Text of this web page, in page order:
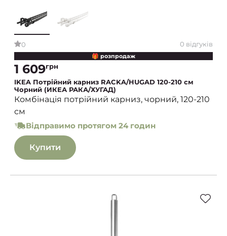
0 0 відгуків
🎁 розпродаж
1 609грн
IKEA Потрійний карниз RACKA/HUGAD 120-210 см
Чорний (ИКЕА РАКА/ХУГАД)
Комбінація потрійний карниз, чорний, 120-210
см
Відправимо протягом 24 годин
Купити